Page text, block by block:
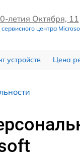
летия Октября, 11
центра
устройств Цена